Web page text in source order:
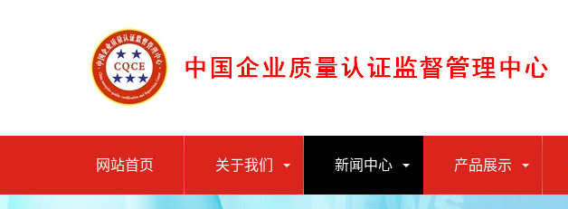
网站首页 关于我们 新闻中心 产品展示